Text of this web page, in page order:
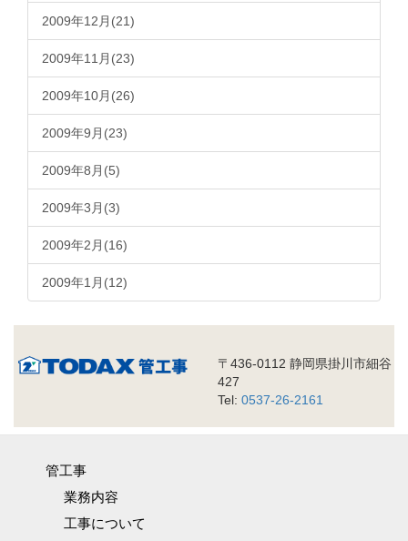
2009年12月(21)
2009年11月(23)
2009年10月(26)
2009年9月(23)
2009年8月(5)
2009年3月(3)
2009年2月(16)
2009年1月(12)
〒436-0112 静岡県掛川市細谷
427
Tel: 0537-26-2161
管工事
業務内容
工事について